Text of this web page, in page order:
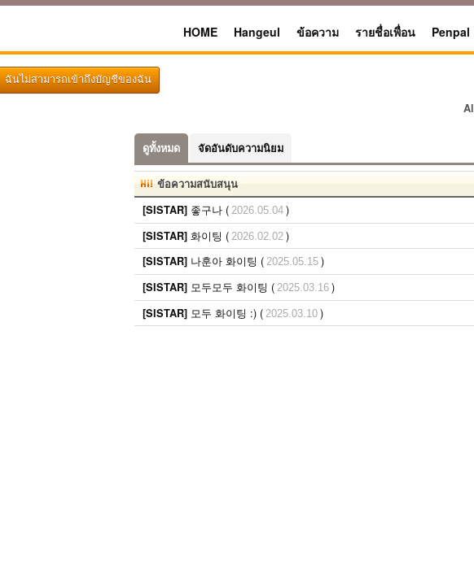
HOME Hangeul ข้อความ รายชื่อเพื่อน Penpal
ฉันไม่สามารถเข้าถึงบัญชีของฉัน
ดูทั้งหมด จัดอันดับความนิยม
ข้อความสนับสนุน
[SISTAR] 좋구나 ( 2026.05.04 )
[SISTAR] 화이팅 ( 2026.02.02 )
[SISTAR] 나훈아 화이팅 ( 2025.05.15 )
[SISTAR] 모두모두 화이팅 ( 2025.03.16 )
[SISTAR] 모두 화이팅 :) ( 2025.03.10 )